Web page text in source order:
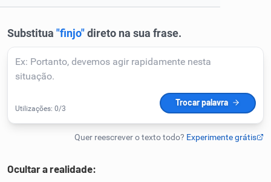
Corrigir Texto
Humanizador de IA
Ocultar a realidade: